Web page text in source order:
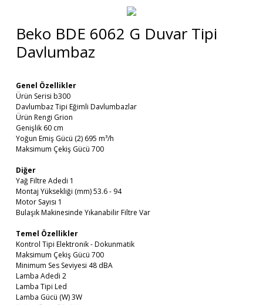
Beko BDE 6062 G Duvar Tipi
Davlumbaz
Genel Özellikler
Ürün Serisi b300
Davlumbaz Tipi Eğimli Davlumbazlar
Ürün Rengi Grion
Genişlik 60 cm
Yoğun Emiş Gücü (2) 695 m³/h
Maksimum Çekiş Gücü 700
Diğer
Yağ Filtre Adedi 1
Montaj Yüksekliği (mm) 53.6 - 94
Motor Sayısı 1
Bulaşık Makinesinde Yıkanabilir Filtre Var
Temel Özellikler
Kontrol Tipi Elektronik - Dokunmatik
Maksimum Çekiş Gücü 700
Minimum Ses Seviyesi 48 dBA
Lamba Adedi 2
Lamba Tipi Led
Lamba Gücü (W) 3W